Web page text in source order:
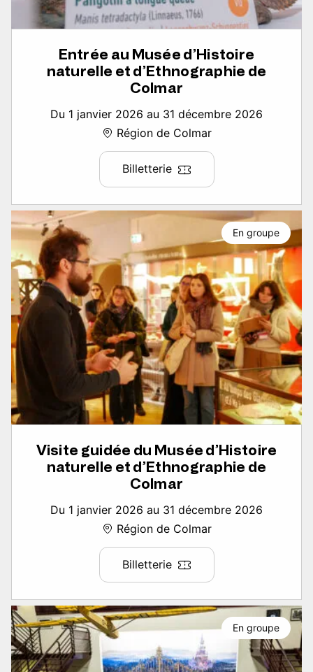
Entrée au Musée d’Histoire
naturelle et d’Ethnographie de
Colmar
Du 1 janvier 2026 au 31 décembre 2026
Région de Colmar
Billetterie
Visite guidée du Musée d’Histoire
naturelle et d’Ethnographie de
Colmar
Du 1 janvier 2026 au 31 décembre 2026
Région de Colmar
Billetterie
En groupe
En groupe